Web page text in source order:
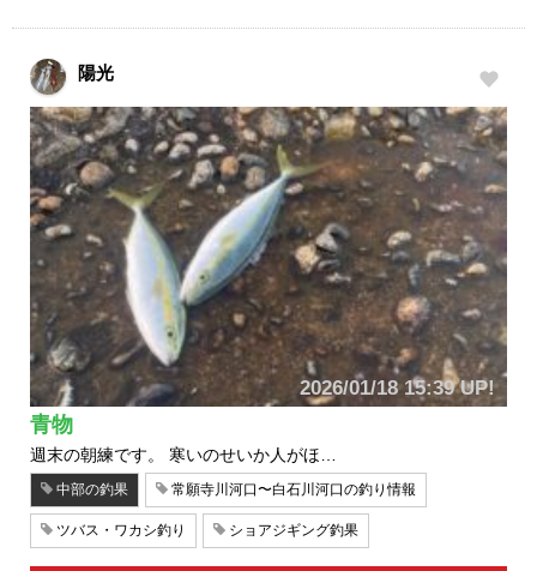
陽光
2026/01/18 15:39 UP!
青物
週末の朝練です。 寒いのせいか人がほ…
中部の釣果 常願寺川河口〜白石川河口の釣り情報
ツバス・ワカシ釣り ショアジギング釣果